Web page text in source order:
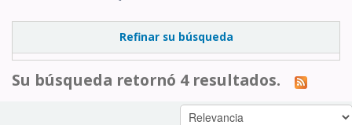
Refinar su búsqueda
Su búsqueda retornó 4 resultados.